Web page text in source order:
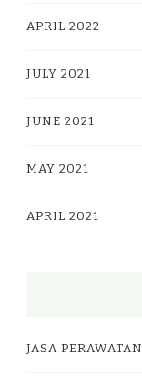
APRIL 2022
JULY 2021
JUNE 2021
MAY 2021
APRIL 2021
JASA